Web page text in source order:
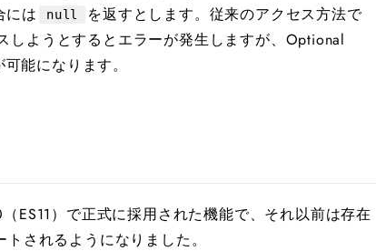
には
null
を返すとします。従来のアクセス方法で
しようとするとエラーが発生しますが、Optional
能になります。
ES11）で正式に採用された機能で、それ以前は存在
されるようになりました。